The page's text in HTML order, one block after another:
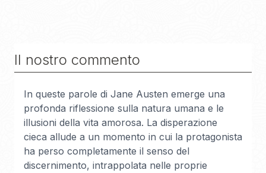
Il nostro commento
In queste parole di Jane Austen emerge una
profonda riflessione sulla natura umana e le
illusioni della vita amorosa. La disperazione
cieca allude a un momento in cui la protagonista
ha perso completamente il senso del
discernimento, intrappolata nelle proprie